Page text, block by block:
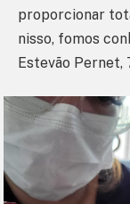
proporcionar
nisso, fomos
Estevão Pernet,